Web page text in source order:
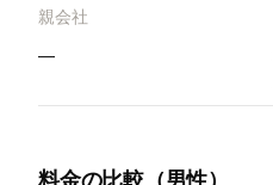
親会社
—